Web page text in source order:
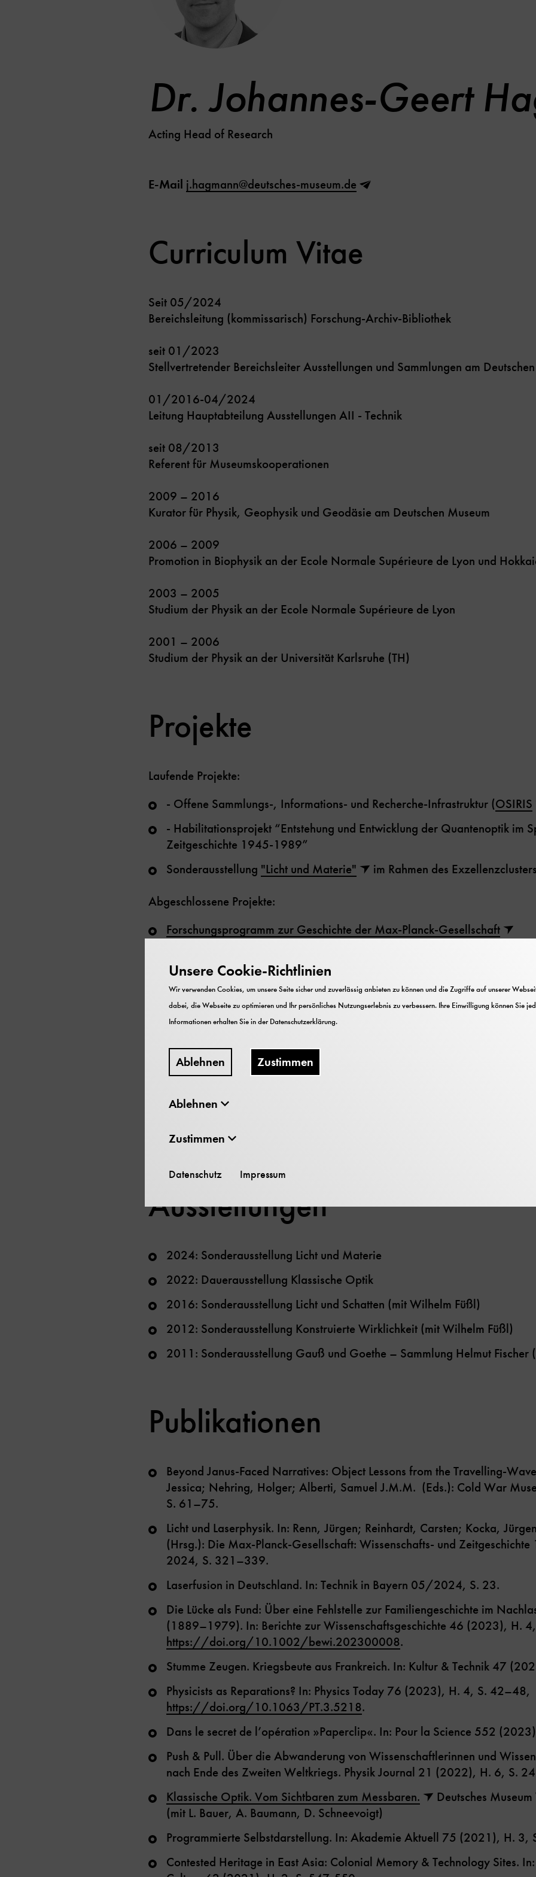
Dr. Johannes-Geert
Acting Head of Research
E-Mail j.hagmann@deutsches-museum.de
Curriculum Vitae
Seit 05/2024
Bereichsleitung (kommissarisch) Forschung-Archiv-Bibliothek
seit 01/2023
Stellvertretender Bereichsleiter Ausstellungen und Sammlungen am
01/2016-04/2024
Leitung Hauptabteilung Ausstellungen AII - Technik
seit 08/2013
Referent für Museumskooperationen
2009 – 2016
Kurator für Physik, Geophysik und Geodäsie am Deutschen Museum
2006 – 2009
Promotion in Biophysik an der Ecole Normale Supérieure de Lyon und
2003 – 2005
Studium der Physik an der Ecole Normale Supérieure de Lyon
2001 – 2006
Studium der Physik an der Universität Karlsruhe (TH)
Projekte
Laufende Projekte:
- Offene Sammlungs-, Informations- und Recherche-Infrastruktur (OSIRIS
- Habilitationsprojekt “Entstehung und Entwicklung der Quantenoptik im
Zeitgeschichte 1945-1989”
Sonderausstellung "Licht und Materie" im Rahmen des
Abgeschlossene Projekte:
Forschungsprogramm zur Geschichte der Max-Planck-Gesellschaft
Wissenschaftlicher Objektnachlass Philipp Lenard (2011-2012)
DFG-Projekt zur Digitalisierung der Akademiesammlung (2013-2016)
Schwerpunkte der
und Objektforschung
Ausstellungen
2024: Sonderausstellung Licht und Materie
2022: Dauerausstellung Klassische Optik
2016: Sonderausstellung Licht und Schatten (mit Wilhelm Füßl)
2012: Sonderausstellung Konstruierte Wirklichkeit (mit Wilhelm Füßl)
2011: Sonderausstellung Gauß und Goethe – Sammlung Helmut Fischer
Publikationen
Beyond Janus-Faced Narratives: Object Lessons from the Travelling-
Jessica; Nehring, Holger; Alberti, Samuel J.M.M. (Eds.): Cold War
S. 61–75.
Licht und Laserphysik. In: Renn, Jürgen; Reinhardt, Carsten; Kocka,
(Hrsg.): Die Max-Planck-Gesellschaft: Wissenschafts- und
2024, S. 321–339.
Laserfusion in Deutschland. In: Technik in Bayern 05/2024, S. 23.
Die Lücke als Fund: Über eine Fehlstelle zur Familiengeschichte im
(1889–1979). In: Berichte zur Wissenschaftsgeschichte 46 (2023), H.
https://doi.org/10.1002/bewi.202300008.
Stumme Zeugen. Kriegsbeute aus Frankreich. In: Kultur & Technik 47
Physicists as Reparations? In: Physics Today 76 (2023), H. 4, S. 42–48,
https://doi.org/10.1063/PT.3.5218.
Dans le secret de l’opération »Paperclip«. In: Pour la Science 552
Push & Pull. Über die Abwanderung von Wissenschaftlerinnen und
nach Ende des Zweiten Weltkriegs. Physik Journal 21 (2022), H. 6, S.
Klassische Optik. Vom Sichtbaren zum Messbaren.
Deutsches
(mit L. Bauer, A. Baumann, D. Schneevoigt)
Programmierte Selbstdarstellung. In: Akademie Aktuell 75 (2021), H. 3,
Contested Heritage in East Asia: Colonial Memory & Technology Sites.
Unsere Cookie-Richtlinien
Wir verwenden Cookies, um unsere Seite sicher und zuverlässig anbieten zu können und die Zugriffe auf unserer
dabei, die Webseite zu optimieren und Ihr persönliches Nutzungserlebnis zu verbessern. Ihre Einwilligung können Sie
Informationen erhalten Sie in derDatenschutzerklärung.
Ablehnen Zustimmen
Ablehnen
Zustimmen
Datenschutz Impressum